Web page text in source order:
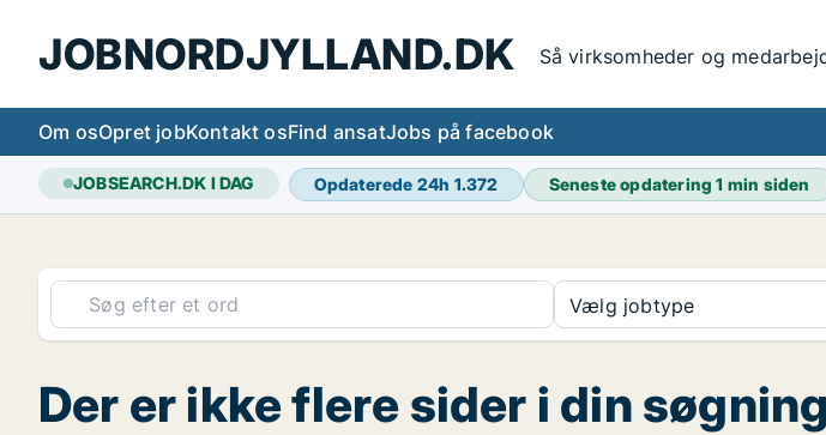
JOBNORDJYLLAND.DK Så virksomheder og
Om osOpret jobKontakt osFind ansatJobs på facebook
JOBSEARCH.DK I DAG Opdaterede 24h 1.372 Seneste opdatering1 min siden
Vælg jobtype
Der er ikke flere sider i din søgning